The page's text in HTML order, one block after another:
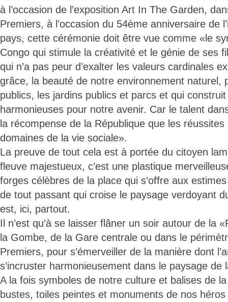
à l’occasion de l’exposition Art In The Garden,
Premiers, à l’occasion du 54ème anniversaire de
pays, cette cérémonie doit être vue comme «le
Congo qui stimule la créativité et le génie de ses
qui n’a pas peur d’exalter les valeurs cardinales
grâce, la beauté de notre environnement naturel,
publics, les jardins publics et parcs et qui
harmonieuses pour notre avenir. Car le talent
la récompense de la République que les
domaines de la vie sociale».
La preuve de tout cela est à portée du citoyen
fleuve majestueux, c’est une plastique
forges célèbres de la place qui s’offre aux
de tout passant qui croise le paysage verdoyant
est, ici, partout.
Il n’est qu’à se laisser flâner un soir autour de la
la Gombe, de la Gare centrale ou dans le
Premiers, pour s’émerveiller de la manière dont
s’incruster harmonieusement dans le paysage de
A la fois symboles de notre culture et balises de
bustes, toiles peintes et monuments de nos héros